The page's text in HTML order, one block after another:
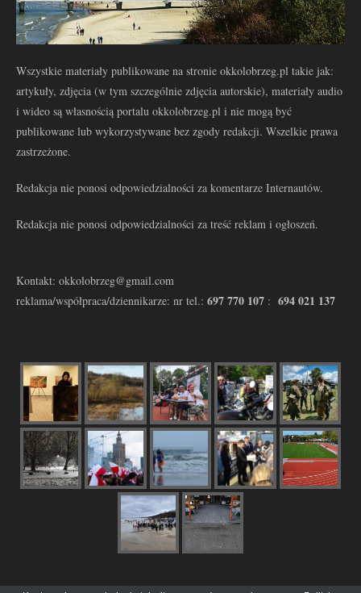
Wszystkie materiały publikowane na stronie okkolobrzeg.pl takie jak:
artykuły, zdjęcia (w tym szczególnie zdjęcia autorskie), materiały audio
i wideo są własnością portalu okkolobrzeg.pl i nie mogą być
publikowane lub wykorzystywane bez zgody redakcji. Wszelkie prawa
zastrzeżone.
Redakcja nie ponosi odpowiedzialności za komentarze Internautów.
Redakcja nie ponosi odpowiedzialności za treść reklam i ogłoszeń.
Kontakt: okkolobrzeg@gmail.com
reklama/współpraca/dziennikarze: nr tel.: 697 770 107 : 694 021 137